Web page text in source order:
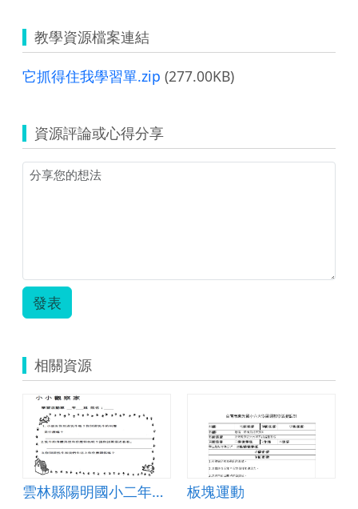
教學資源檔案連結
它抓得住我學習單.zip (277.00KB)
資源評論或心得分享
發表
相關資源
雲林縣陽明國小二年級特色課程_歡樂農場_農場動物 板塊運動